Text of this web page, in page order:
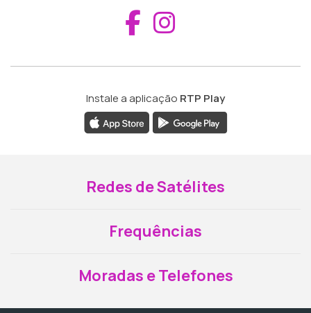
Aceder ao
Instale a aplicação RTP Play
Redes de Satélites
Frequências
Moradas e Telefones